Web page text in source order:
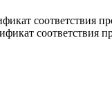
соответствия
соответствия